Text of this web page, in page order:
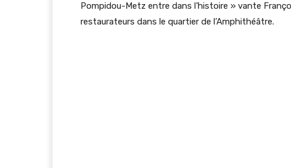
Pompidou-Metz entre dans l’histoire » vante
restaurateurs dans le quartier de l’Amphithéâtre.